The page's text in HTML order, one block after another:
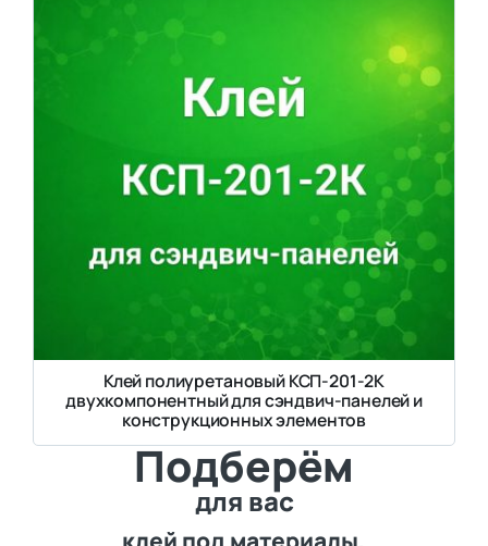
Клей полиуретановый КСП-201-2К
двухкомпонентный для сэндвич-панелей и
конструкционных элементов
Подберём
для вас